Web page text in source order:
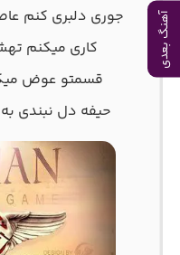
آهنگ بعدی
جوری دلبری کنم
کاری میکنم
قسمتو عوض
حیفه دل نبندی